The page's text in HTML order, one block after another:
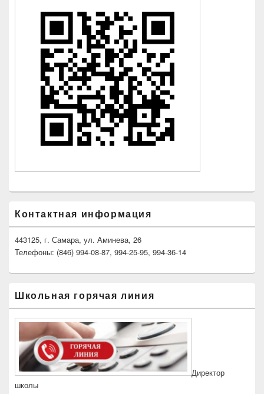
Контактная информация
443125, г. Самара, ул. Аминева, 26
Телефоны: (846) 994-08-87, 994-25-95, 994-36-14
Школьная горячая линия
Директор
школы